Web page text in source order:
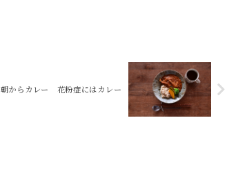
朝からカレー 花粉症にはカレー